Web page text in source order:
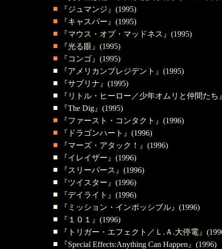
■
『ジュマンジ』(1995)
■
『キャスパー』(1995)
■
『マウス・オブ・マッドネス』(1995)
■
『光る眼』(1995)
■
『コンゴ』(1995)
■
『アメリカンプレジデント』(1995)
■
『サブリナ』(1995)
■
『リトル・ヒーロー／少年オムリと仲間たち
■
『The Dig』(1995)
■
『ファースト・コンタクト』(1996)
■
『ドラゴンハート』(1996)
■
『マーズ・アタック！』(1996)
■
『イレイザー』(1996)
■
『スリーパース』(1996)
■
『ツイスター』(1996)
■
『デイライト』(1996)
■
『ミッション・インポッシブル』(1996)
■
『１０１』(1996)
■
『トリガー・エフェクト／Ｌ.Ａ.大停電』
■
『Special Effects:Anything Can Happen』(1996)